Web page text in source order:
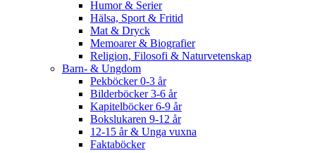
Humor & Serier
Hälsa, Sport & Fritid
Mat & Dryck
Memoarer & Biografier
Religion, Filosofi & Naturvetenskap
Barn- & Ungdom
Pekböcker 0-3 år
Bilderböcker 3-6 år
Kapitelböcker 6-9 år
Bokslukaren 9-12 år
12-15 år & Unga vuxna
Faktaböcker